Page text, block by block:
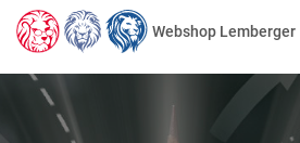
Webshop Lemberger